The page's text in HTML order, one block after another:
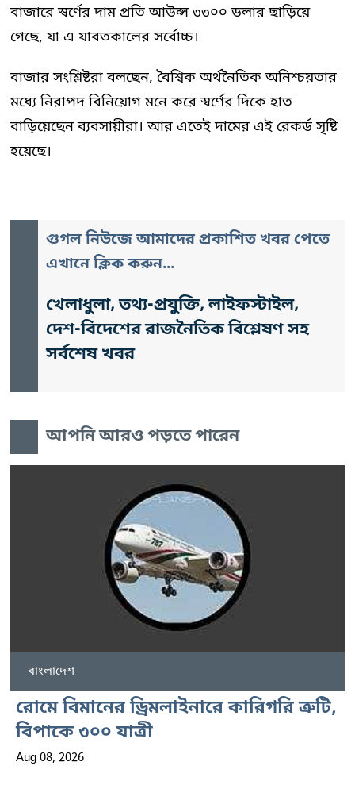
বাজারে স্বর্ণের দাম প্রতি আউন্স ৩৩০০ ডলার ছাড়িয়ে
গেছে, যা এ যাবতকালের সর্বোচ্চ।
বাজার সংশ্লিষ্টরা বলছেন, বৈশ্বিক অর্থনৈতিক অনিশ্চয়তার
মধ্যে নিরাপদ বিনিয়োগ মনে করে স্বর্ণের দিকে হাত
বাড়িয়েছেন ব্যবসায়ীরা। আর এতেই দামের এই রেকর্ড সৃষ্টি
হয়েছে।
গুগল নিউজে আমাদের প্রকাশিত খবর পেতে
এখানে ক্লিক করুন...
খেলাধুলা, তথ্য-প্রযুক্তি, লাইফস্টাইল,
দেশ-বিদেশের রাজনৈতিক বিশ্লেষণ সহ
সর্বশেষ খবর
আপনি আরও পড়তে পারেন
বাংলাদেশ
রোমে বিমানের ড্রিমলাইনারে কারিগরি ত্রুটি,
বিপাকে ৩০০ যাত্রী
Aug 08, 2026